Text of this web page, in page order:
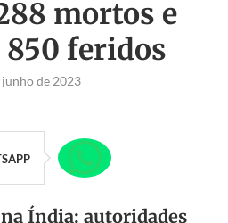
mortos e
850 feridos
junho de 2023
Índia: autoridades